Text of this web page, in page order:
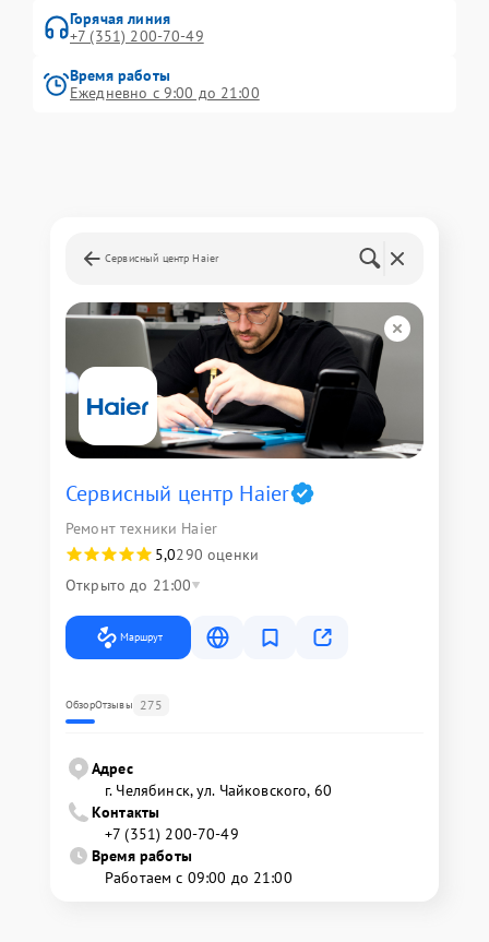
Горячая линия
+7 (351) 200-70-49
Время работы
Ежедневно с 9:00 до 21:00
Сервисный центр Haier
Сервисный центр Haier
Ремонт техники Haier
5,0290 оценки
Открыто до 21:00
Маршрут
ОбзорОтзывы 275
Адрес
г. Челябинск, ул. Чайковского, 60
Контакты
+7 (351) 200-70-49
Время работы
Работаем с 09:00 до 21:00